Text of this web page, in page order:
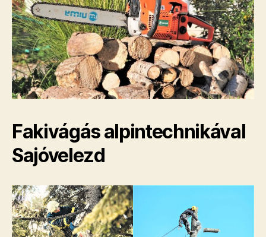
Fakivágás alpintechnikával
Sajóvelezd